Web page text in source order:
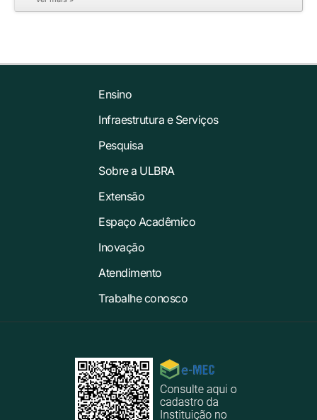
Ensino
Infraestrutura e Serviços
Pesquisa
Sobre a ULBRA
Extensão
Espaço Acadêmico
Inovação
Atendimento
Trabalhe conosco